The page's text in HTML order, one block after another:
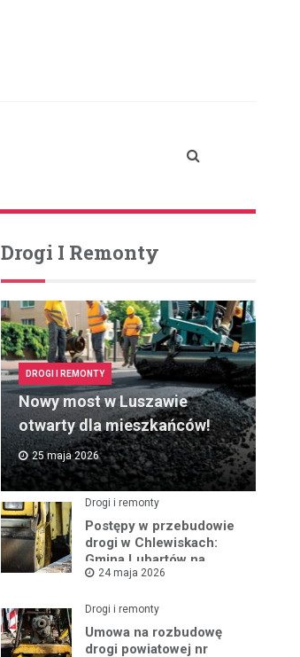
Drogi I Remonty
DROGI I REMONTY
Nowy most w Luszawie
otwarty dla mieszkańców!
25 maja 2026
Drogi i remonty
Postępy w przebudowie
drogi w Chlewiskach:
Gmina Lubartów na
miejscu inwestycji
24 maja 2026
Drogi i remonty
Umowa na rozbudowę
drogi powiatowej nr